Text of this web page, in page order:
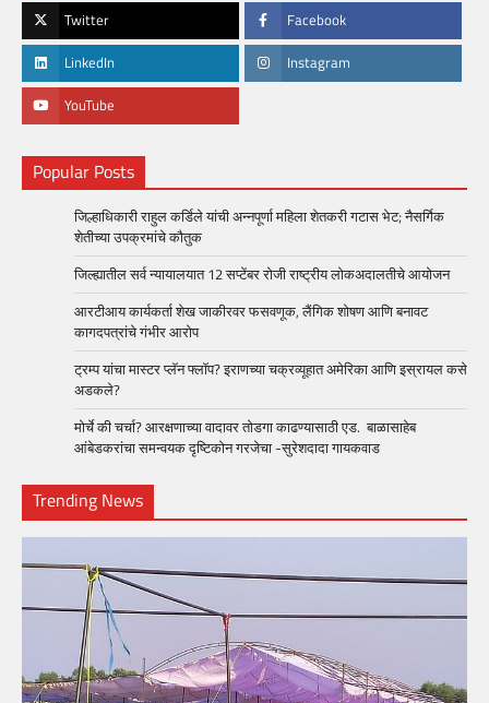
Twitter Facebook
LinkedIn Instagram
YouTube
Popular Posts
जिल्हाधिकारी राहुल कर्डिले यांची अन्नपूर्णा महिला शेतकरी गटास भेट; नैसर्गिक
शेतीच्या उपक्रमांचे कौतुक
जिल्ह्यातील सर्व न्यायालयात 12 सप्टेंबर रोजी राष्ट्रीय लोकअदालतीचे आयोजन
आरटीआय कार्यकर्ता शेख जाकीरवर फसवणूक, लैंगिक शोषण आणि बनावट
कागदपत्रांचे गंभीर आरोप
ट्रम्प यांचा मास्टर प्लॅन फ्लॉप? इराणच्या चक्रव्यूहात अमेरिका आणि इस्रायल कसे
अडकले?
मोर्चे की चर्चा? आरक्षणाच्या वादावर तोडगा काढण्यासाठी एड. बाळासाहेब
आंबेडकरांचा समन्वयक दृष्टिकोन गरजेचा -सुरेशदादा गायकवाड
Trending News